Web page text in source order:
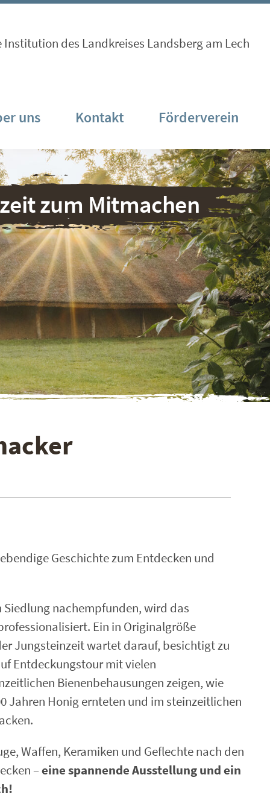
Institution des Landkreises Landsberg am Lech
uns Kontakt Förderverein
zum Mitmachen
Geschichte zum Entdecken und
nachempfunden, wird das
Ein in Originalgröße
Jungsteinzeit wartet darauf, besichtigt zu
Entdeckungstour mit vielen
Bienenbehausungen zeigen, wie
Jahren Honig ernteten und im steinzeitlichen
Waffen, Keramiken und Geflechte nach den
–eine spannende Ausstellung und ein